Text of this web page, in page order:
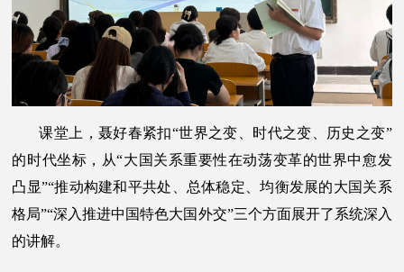
课堂上，聂好春紧扣“世界之变、时代之变、历史之变”
的时代坐标，从“大国关系重要性在动荡变革的世界中愈发
凸显”“推动构建和平共处、总体稳定、均衡发展的大国关系
格局”“深入推进中国特色大国外交”三个方面展开了系统深入
的讲解。